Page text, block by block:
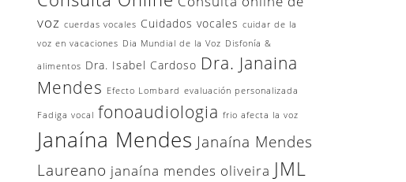
voz cuerdas vocales Cuidados vocales cuidar de la
voz en vacaciones Dia Mundial de la Voz Disfonía &
alimentos Dra. Isabel Cardoso Dra. Janaina
Mendes Efecto Lombard evaluación personalizada
Fadiga vocal fonoaudiologia frio afecta la voz
Janaína Mendes Janaína Mendes
Laureano janaína mendes oliveira JML